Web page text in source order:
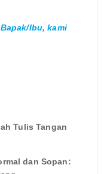
Ibu, kami
Tulis Tangan
dan Sopan: